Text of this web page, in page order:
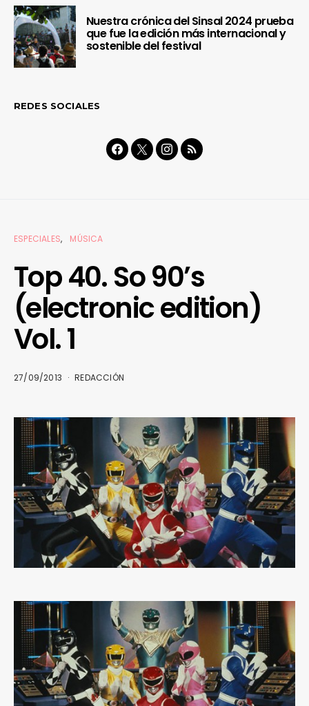
Nuestra crónica del Sinsal 2024 prueba
que fue la edición más internacional y
sostenible del festival
REDES SOCIALES
ESPECIALES MÚSICA
Top 40. So 90’s
(electronic edition)
Vol. 1
27/09/2013 REDACCIÓN